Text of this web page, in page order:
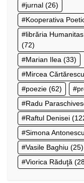
jurnal (26)
Kooperativa
librăria
(72)
Marian Ilea (33)
Mircea Cărtărescu
poezie (62)
Radu
Raftul Denisei
Simona Antonescu
Vasile Baghiu (25)
Viorica Răduţă